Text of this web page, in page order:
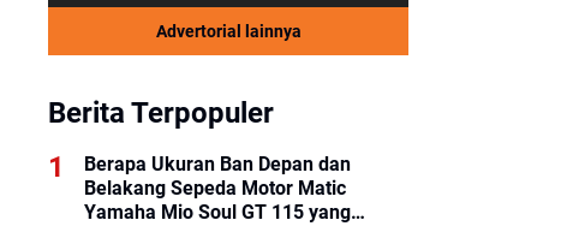
Advertorial lainnya
Berita Terpopuler
Berapa Ukuran Ban Depan dan
Belakang Sepeda Motor Matic
Yamaha Mio Soul GT 115 yang